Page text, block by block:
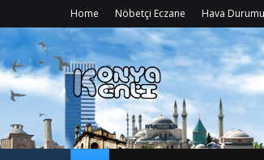
Home Nöbetçi Eczane Hava Durumu